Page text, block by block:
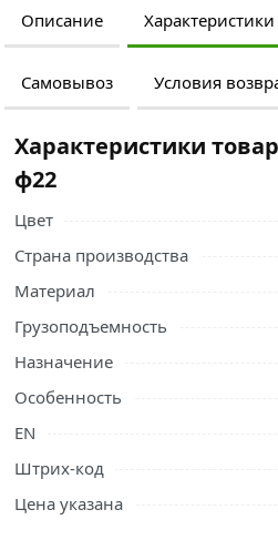
Описание Характеристики
Самовывоз Условия
Характеристики
ф22
Цвет
Страна производства
Материал
Грузоподъемность
Назначение
Особенность
EN
Штрих-код
Цена указана